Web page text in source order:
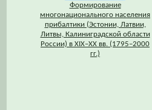
Формирование
многонационального населения
прибалтики (Эстонии, Латвии,
Литвы, Калиниградской области
России) в XIX–XX вв. (1795–2000
гг.)